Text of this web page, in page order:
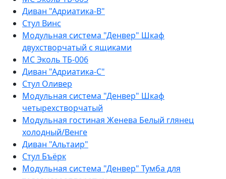
Диван "Адриатика-В"
Стул Винс
Модульная система "Денвер" Шкаф
двухстворчатый с ящиками
МС Эколь ТБ-006
Диван "Адриатика-С"
Стул Оливер
Модульная система "Денвер" Шкаф
четырехстворчатый
Модульная гостиная Женева Белый глянец
холодный/Венге
Диван "Альтаир"
Стул Бъёрк
Модульная система "Денвер" Тумба для